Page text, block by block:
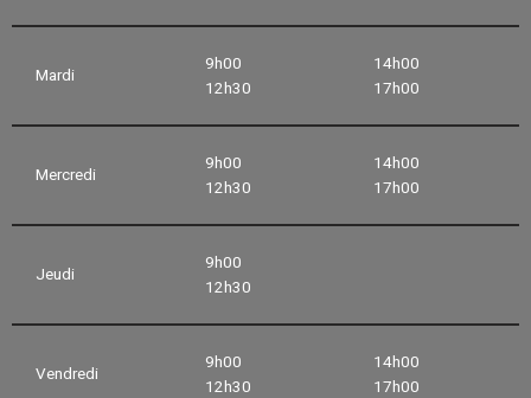
Mardi
9h00
12h30
14h00
17h00
Mercredi
9h00
12h30
14h00
17h00
Jeudi
9h00
12h30
Vendredi
9h00
12h30
14h00
17h00